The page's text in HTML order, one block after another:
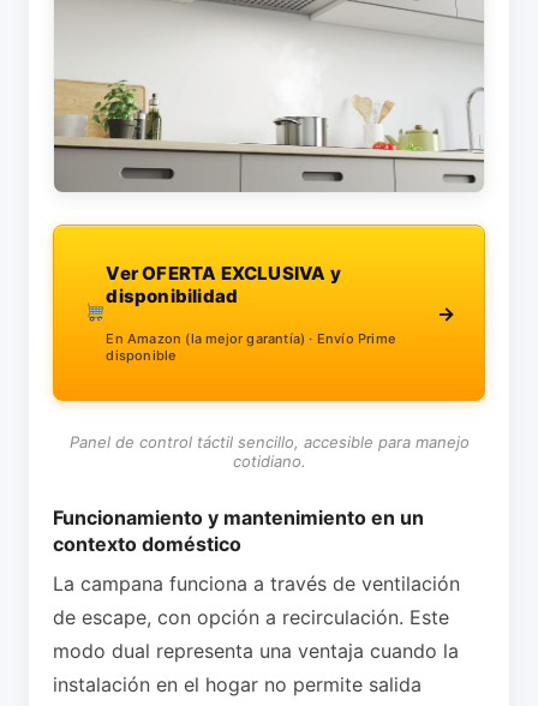
Ver OFERTA EXCLUSIVA y
disponibilidad
En Amazon (la mejor garantía) · Envío Prime
disponible
→
Panel de control táctil sencillo, accesible para manejo
cotidiano.
Funcionamiento y mantenimiento en un
contexto doméstico
La campana funciona a través de ventilación
de escape, con opción a recirculación. Este
modo dual representa una ventaja cuando la
instalación en el hogar no permite salida